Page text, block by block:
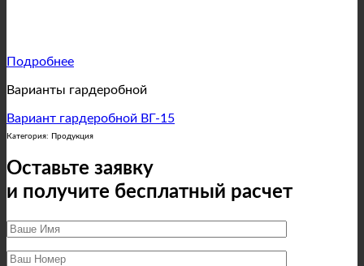
Подробнее
Варианты гардеробной
Вариант гардеробной ВГ-15
Категория: Продукция
Оставьте заявку
и получите бесплатный расчет